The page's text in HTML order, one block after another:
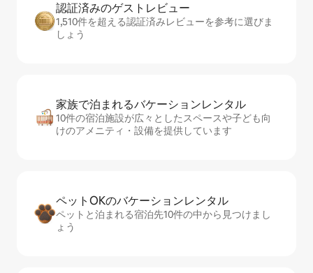
認証済みのゲ⁠ス⁠ト⁠レ⁠ビ⁠ュ⁠ー
1,510件を超える認証済みレビューを参考に選びま
しょう
家族で泊まれるバ⁠ケ⁠ー⁠シ⁠ョ⁠ンレ⁠ン⁠タ⁠ル
10件の宿泊施設が広々としたスペースや子ども向
けのアメニティ・設備を提供しています
ペットOKのバ⁠ケ⁠ー⁠シ⁠ョ⁠ンレ⁠ン⁠タ⁠ル
ペットと泊まれる宿泊先10件の中から見つけまし
ょう